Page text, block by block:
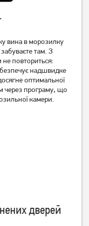
вина в морозилку
там. З
повториться:
надшвидке
оптимальної
через програму, що
камери.
дверей